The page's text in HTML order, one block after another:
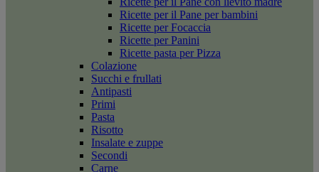
Ricette per il Pane per bambini
Ricette per Focaccia
Ricette per Panini
Ricette pasta per Pizza
Colazione
Succhi e frullati
Antipasti
Primi
Pasta
Risotto
Insalate e zuppe
Secondi
Carne